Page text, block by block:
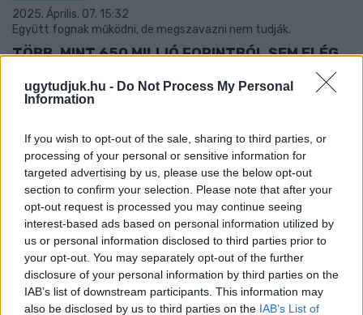
ugytudjuk.hu - Do Not Process My Personal
Information
If you wish to opt-out of the sale, sharing to third parties, or
processing of your personal or sensitive information for
targeted advertising by us, please use the below opt-out
section to confirm your selection. Please note that after your
opt-out request is processed you may continue seeing
interest-based ads based on personal information utilized by
us or personal information disclosed to third parties prior to
your opt-out. You may separately opt-out of the further
disclosure of your personal information by third parties on the
IAB’s list of downstream participants. This information may
also be disclosed by us to third parties on the IAB’s List of
2025. Április. 07. 15:32
Együtt fognak működni, de megszavazni nem tudják.
TÖBB, MINT 650 MILLIÓ FORINTBÓL SEM ELÉG
2025. Április. 04. 07:45
TÖRVÉNYESSÉGI FELÜGYELETI ELJÁRÁST
INDÍTOTT A KORMÁNYHIVATAL A GYŐRI
ÖNKORMÁNYZAT RÁBA QUELLE
ÜZEMELTETÉSÉT ÉRINTŐ DÖNTÉSÉVEL
SZEMBEN
2025. március. 31. 07:18
Csakis akkor lehet kiírni az üzemeltetésre indított új
közbeszerzési eljárást, ha a korábbi pályázat elszámolása
megtörtént.
LESZ-E GYŐRBEN ÖNKORMÁNYZATI